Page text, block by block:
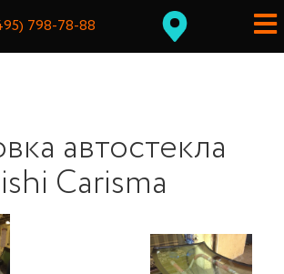
798-78-88
автостекла
Carisma